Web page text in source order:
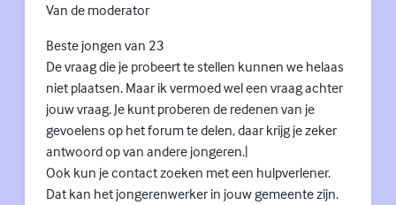
Van de moderator
Beste jongen van 23
De vraag die je probeert te stellen kunnen we helaas
niet plaatsen. Maar ik vermoed wel een vraag achter
jouw vraag. Je kunt proberen de redenen van je
gevoelens op het forum te delen, daar krijg je zeker
antwoord op van andere jongeren.|
Ook kun je contact zoeken met een hulpverlener.
Dat kan het jongerenwerker in jouw gemeente zijn.